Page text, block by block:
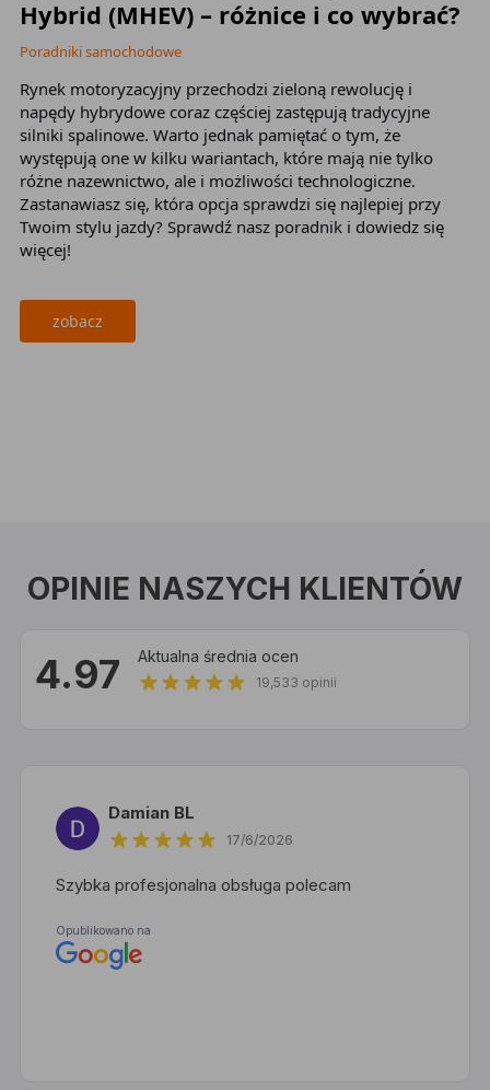
Hybrid (MHEV) – różnice i co wybrać?
Poradniki samochodowe
Rynek motoryzacyjny przechodzi zieloną rewolucję i
napędy hybrydowe coraz częściej zastępują tradycyjne
silniki spalinowe. Warto jednak pamiętać o tym, że
występują one w kilku wariantach, które mają nie tylko
różne nazewnictwo, ale i możliwości technologiczne.
Zastanawiasz się, która opcja sprawdzi się najlepiej przy
Twoim stylu jazdy? Sprawdź nasz poradnik i dowiedz się
więcej!
zobacz